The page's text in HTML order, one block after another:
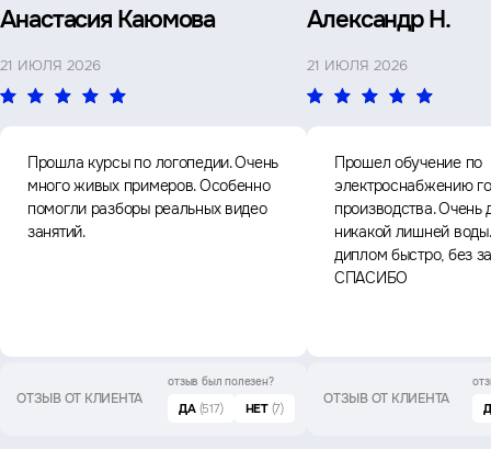
Анастасия Каюмова
21 ИЮЛЯ 2026
Прошла курсы по логопедии. Очень
много живых примеров. Особенно
помогли разборы реальных видео
занятий.
ОТЗЫВ ОТ КЛИЕНТА
отзыв был полезен?
ДА (517) НЕТ (7)
Александр Н.
21 ИЮЛЯ 2026
Прошел обучение по
электроснабжению
производства. Очень
никакой лишней
диплом быстро, без
СПАСИБО
ОТЗЫВ ОТ КЛИЕНТА